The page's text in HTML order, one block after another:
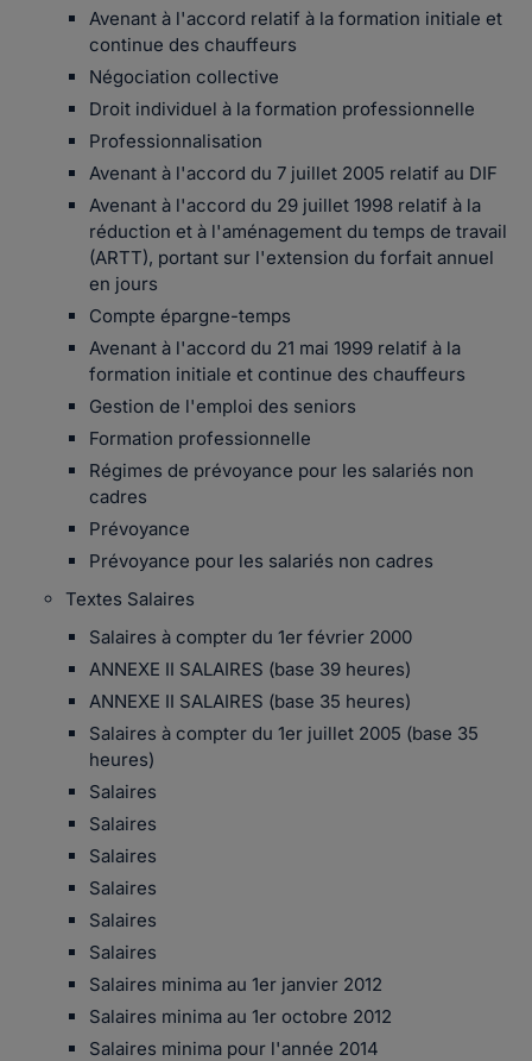
Avenant à l'accord relatif à la formation initiale et
continue des chauffeurs
Négociation collective
Droit individuel à la formation professionnelle
Professionnalisation
Avenant à l'accord du 7 juillet 2005 relatif au DIF
Avenant à l'accord du 29 juillet 1998 relatif à la
réduction et à l'aménagement du temps de travail
(ARTT), portant sur l'extension du forfait annuel
en jours
Compte épargne-temps
Avenant à l'accord du 21 mai 1999 relatif à la
formation initiale et continue des chauffeurs
Gestion de l'emploi des seniors
Formation professionnelle
Régimes de prévoyance pour les salariés non
cadres
Prévoyance
Prévoyance pour les salariés non cadres
Textes Salaires
Salaires à compter du 1er février 2000
ANNEXE II SALAIRES (base 39 heures)
ANNEXE II SALAIRES (base 35 heures)
Salaires à compter du 1er juillet 2005 (base 35
heures)
Salaires
Salaires
Salaires
Salaires
Salaires
Salaires
Salaires minima au 1er janvier 2012
Salaires minima au 1er octobre 2012
Salaires minima pour l'année 2014